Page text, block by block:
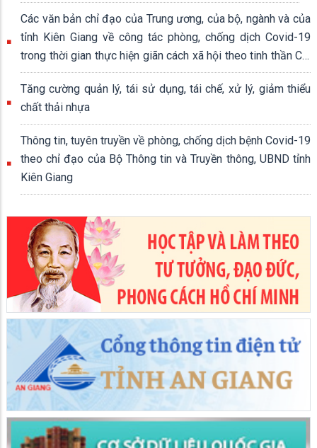
Các văn bản chỉ đạo của Trung ương, của bộ, ngành và của
tỉnh Kiên Giang về công tác phòng, chống dịch Covid-19
trong thời gian thực hiện giãn cách xã hội theo tinh thần Chỉ
thị số 16/CT-TTg ngày 31/3/2020 của Thủ tướng Chính
phủ
Tăng cường quản lý, tái sử dụng, tái chế, xử lý, giảm thiểu
chất thải nhựa
Thông tin, tuyên truyền về phòng, chống dịch bệnh Covid-19
theo chỉ đạo của Bộ Thông tin và Truyền thông, UBND tỉnh
Kiên Giang